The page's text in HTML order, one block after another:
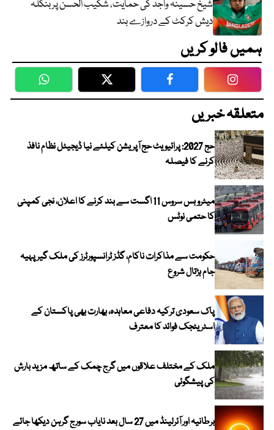
شیخ حسینہ واجد کی حمایت، شکیب الحسن پر بنگلہ
دیش کرکٹ کے دروازے بند
ہمیں فالو کریں
WhatsApp Twitter Facebook
متعلقہ خبریں
حج 2027: پرائیویٹ حج آپریشن کیلئے نیا ڈیجیٹل نظام نافذ
کرنے کا فیصلہ
میٹرو بس سروس 11 اگست سے بند کرنے کا اعلان، نجی کمپنی
کا حتمی نوٹس
حکومت سے مذاکرات ناکام، گڈز ٹرانسپورٹرز کی ملک گیر پہیہ
جام ہڑتال شروع
پاک سعودی ترکیہ دفاعی معاہدہ، بھارت بھی پاکستان کے
اسٹریٹجک فوائد کا معترف
ملک کے مختلف علاقوں میں گرج چمک کے ساتھ مزید بارش
کی پیشگوئی
برطانیہ اور آئرلینڈ میں 27 سال بعد نایاب سورج گرہن دیکھا جائے